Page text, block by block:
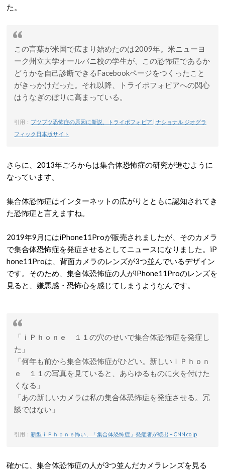
た。
この言葉が米国で広まり始めたのは2009年。米ニューヨ
ーク州立大学オールバニ校の学生が、この恐怖症であるか
どうかを自己診断できるFacebookページをつくったこと
がきっかけだった。それ以降、トライポフォビアへの関心
はうなぎのぼりに高まっている。
引用： ブツブツ恐怖症の原因に新説、トライポフォビア | ナショナル ジオグラ
フィック日本版サイト
さらに、2013年ごろからは集合体恐怖症の研究が進むように
なっています。
集合体恐怖症はインターネットの広がりとともに認知されてき
た恐怖症と言えますね。
2019年9月にはiPhone11Proが販売されましたが、そのカメラ
で集合体恐怖症を発症させるとしてニュースになりました。iP
hone11Proは、背面カメラのレンズが3つ並んでいるデザイン
です。そのため、集合体恐怖症の人がiPhone11Proのレンズを
見ると、嫌悪感・恐怖心を感じてしまうようなんです。
「ｉＰｈｏｎｅ １１の穴のせいで集合体恐怖症を発症し
た」
「何年も前から集合体恐怖症がひどい。新しいｉＰｈｏｎ
ｅ １１の写真を見ていると、あらゆるものに火を付けた
くなる」
「あの新しいカメラは私の集合体恐怖症を発症させる。冗
談ではない」
引用： 新型ｉＰｈｏｎｅ怖い、「集合体恐怖症」発症者が続出 – CNN.co.jp
確かに、集合体恐怖症の人が3つ並んだカメラレンズを見る